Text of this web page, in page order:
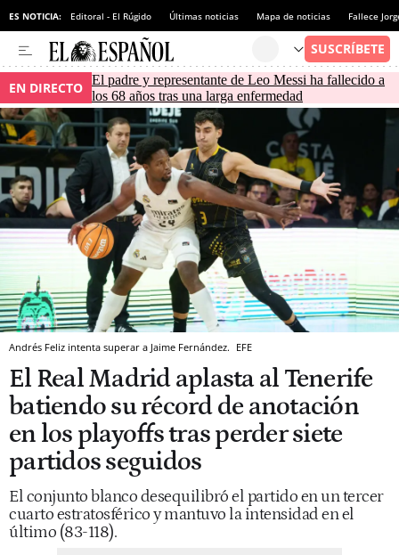
ES NOTICIA: Editoral - El Rúgido Últimas noticias Mapa de noticias Fallece
EN DIRECTO El padre y representante de Leo Messi ha fallecido a
los 68 años tras una larga enfermedad
Andrés Feliz intenta superar a Jaime Fernández. EFE
El Real Madrid aplasta al Tenerife
batiendo su récord de anotación
en los playoffs tras perder siete
partidos seguidos
El conjunto blanco desequilibró el partido en un tercer
cuarto estratosférico y mantuvo la intensidad en el
último (83-118).